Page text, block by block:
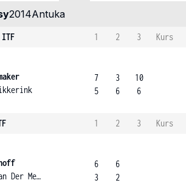
2014Antuka
1 2 3
Kurs
7
5
3
6
10
6
1 2 3
Kurs
Van Der Meij
6
3
6
2